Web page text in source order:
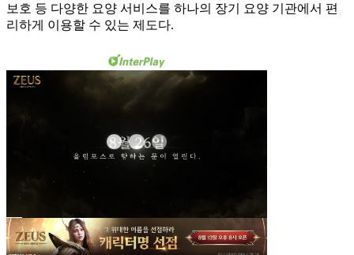
보호 등 다양한 요양 서비스를 하나의 장기 요양 기관에서 편
리하게 이용할 수 있는 제도다.